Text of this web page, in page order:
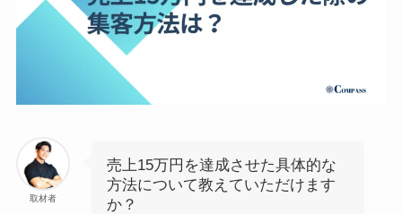
取材者
売上15万円を達成させた具体的な
方法について教えていただけます
か？